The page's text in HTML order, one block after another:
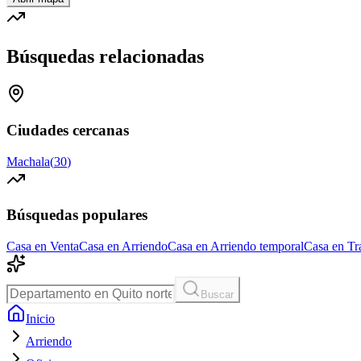
Búsquedas relacionadas
Ciudades cercanas
Machala(30)
Búsquedas populares
Casa en VentaCasa en ArriendoCasa en Arriendo temporalCasa en
Buscar
Inicio
Arriendo